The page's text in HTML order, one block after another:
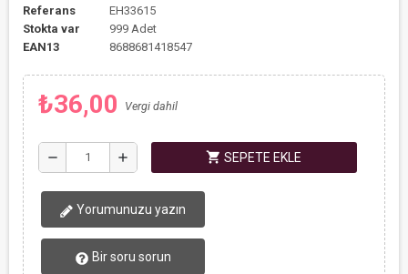
Referans
EH33615
Stokta var
999 Adet
EAN13
8688681418547
₺36,00 Vergi dahil
remove add shopping_cart SEPETE EKLE
Yorumunuzu yazın
Bir soru sorun